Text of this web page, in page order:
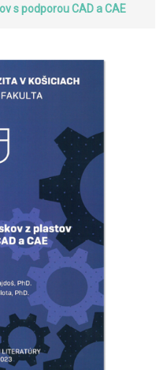
s podporou CAD a CAE